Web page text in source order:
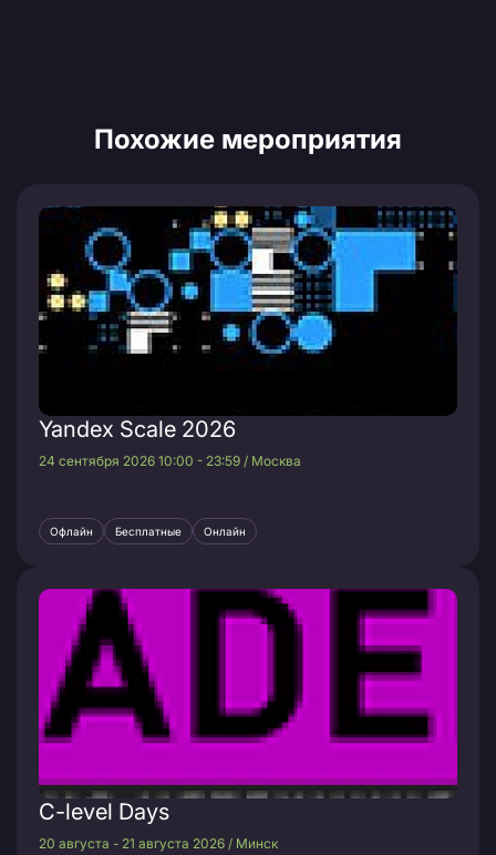
Похожие мероприятия
Yandex Scale 2026
24 сентября 2026 10:00 - 23:59 / Москва
Офлайн Бесплатные Онлайн
C-level Days
20 августа - 21 августа 2026 / Минск